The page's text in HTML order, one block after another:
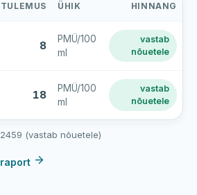
TULEMUS ÜHIK HINNANG
8
PMÜ/100
ml
vastab
nõuetele
18
PMÜ/100
ml
vastab
nõuetele
(vastab nõuetele)